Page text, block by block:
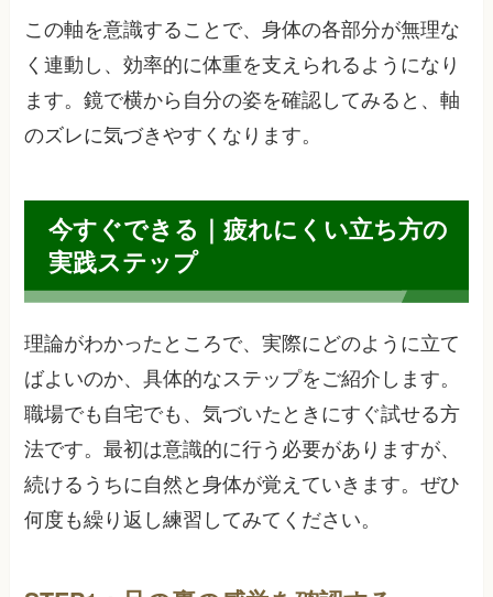
この軸を意識することで、身体の各部分が無理な
く連動し、効率的に体重を支えられるようになり
ます。鏡で横から自分の姿を確認してみると、軸
のズレに気づきやすくなります。
今すぐできる｜疲れにくい立ち方の
実践ステップ
理論がわかったところで、実際にどのように立て
ばよいのか、具体的なステップをご紹介します。
職場でも自宅でも、気づいたときにすぐ試せる方
法です。最初は意識的に行う必要がありますが、
続けるうちに自然と身体が覚えていきます。ぜひ
何度も繰り返し練習してみてください。